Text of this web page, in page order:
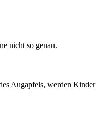
nicht so genau.
Augapfels, werden Kinder